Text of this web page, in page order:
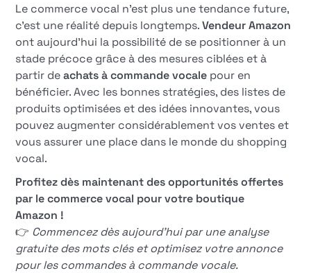
Le commerce vocal n'est plus une tendance future,
c'est une réalité depuis longtemps.Vendeur Amazon
ont aujourd'hui la possibilité de se positionner à un
stade précoce grâce à des mesures ciblées et à
partir deachats à commande vocale pour en
bénéficier. Avec les bonnes stratégies, des listes de
produits optimisées et des idées innovantes, vous
pouvez augmenter considérablement vos ventes et
vous assurer une place dans le monde du shopping
vocal.
Profitez dès maintenant des opportunités offertes
par le commerce vocal pour votre boutique
Amazon !
👉 Commencez dès aujourd'hui par une analyse
gratuite des mots clés et optimisez votre annonce
pour les commandes à commande vocale.